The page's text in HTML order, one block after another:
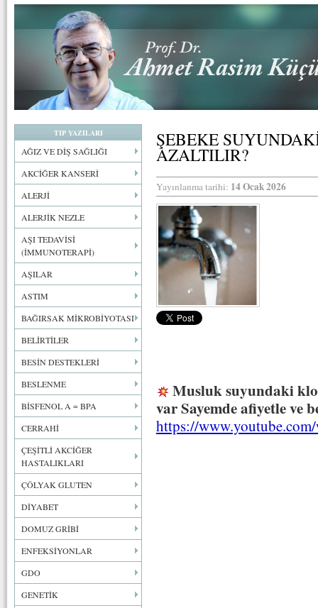
TIP YAZILARI
AĞIZ VE DİŞ SAĞLIĞI
AKCİĞER KANSERİ
ALERJİ
ALERJİK NEZLE
AŞI TEDAVİSİ
(İMMUNOTERAPİ)
AŞILAR
ASTIM
BAĞIRSAK MİKROBİYOTASI
BELİRTİLER
BESİN DESTEKLERİ
BESLENME
BİSFENOL A = BPA
CERRAHİ
ÇEŞİTLİ AKCİĞER
HASTALIKLARI
ÇÖLYAK GLUTEN
DİYABET
DOMUZ GRİBİ
ENFEKSİYONLAR
GDO
GENETİK
ŞEBEKE
AZALTILIR?
Yayınlanma tarihi: 14 Ocak 2026
Musluk suyundaki
var Sayemde afiyetle ve
https://